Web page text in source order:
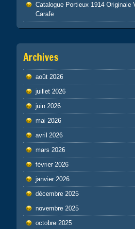
Catalogue Portieux 1914 Originale
Carafe
Archives
août 2026
juillet 2026
juin 2026
mai 2026
avril 2026
mars 2026
février 2026
janvier 2026
décembre 2025
novembre 2025
octobre 2025